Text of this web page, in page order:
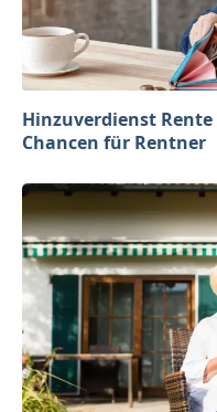
Hinzuverdienst Rente
Chancen für Rentner